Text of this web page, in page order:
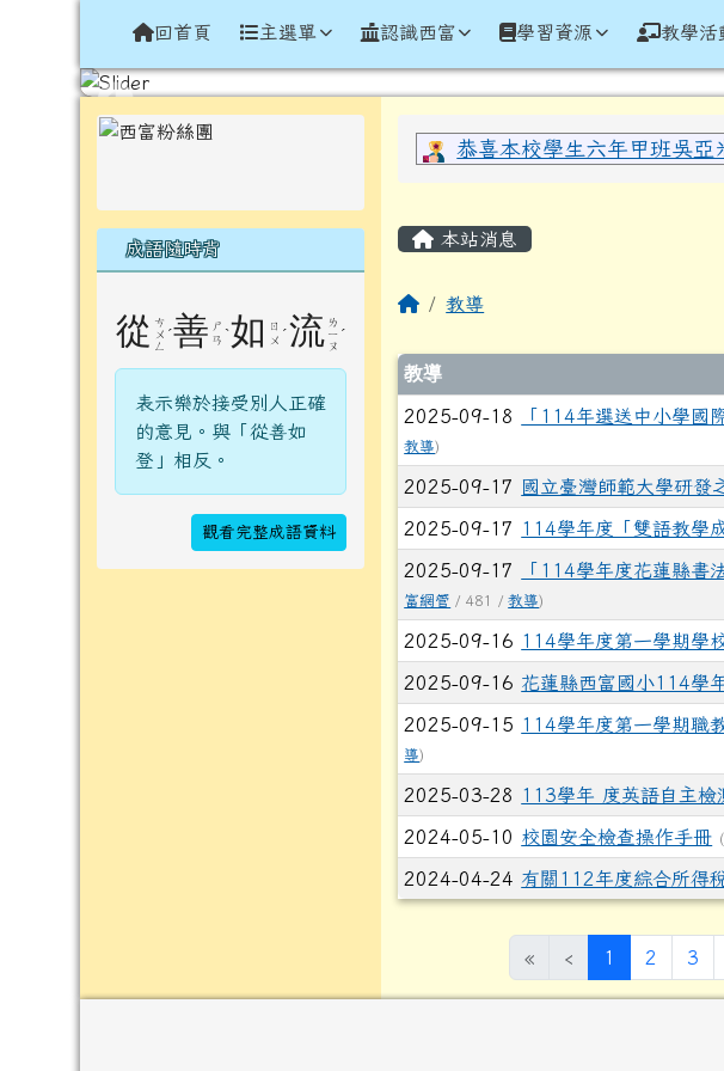
花蓮縣光復鄉西富國民小學全球
回首頁 主選單 認識西富 學習資源 教學活
左邊區域內容
成語隨時背
從 ㄘ
ㄨ
ㄥ
ˊ善 ㄕ
ㄢ ˋ如
ㄖ
ㄨ ˊ流 ㄌ
ㄧ
ㄡ
ˊ
表示樂於接受別人正確
的意見。與「從善如
登」相反。
觀看完整成語資料
上中區域內容
恭喜本校學生六年甲班吳
主內容區域
本站消息
回首頁
教導
文章列表
教導
2025-09-18 「114年選送中小學國
教導)
2025-09-17 國立臺灣師範大學研發
2025-09-17 114學年度「雙語教學
2025-09-17 「114學年度花蓮縣書
富網管 / 481 /教導)
2025-09-16 114學年度第一學期學
2025-09-16 花蓮縣西富國小114學
2025-09-15 114學年度第一學期職
導)
2025-03-28 113學年 度英語自主檢
2024-05-10 校園安全檢查操作手冊 (
2024-04-24 有關112年度綜合所得
« ‹ 1 (目前頁次)
2 3
頁尾區域